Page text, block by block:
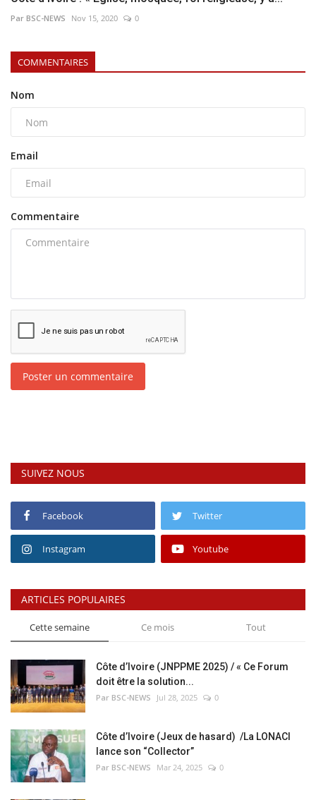
Par BSC-NEWS Nov 15, 2020 0
COMMENTAIRES
Nom
Email
Commentaire
Poster un commentaire
SUIVEZ NOUS
Facebook Twitter
Instagram Youtube
ARTICLES POPULAIRES
Cette semaine Ce mois Tout
Côte d’Ivoire (JNPPME 2025) / « Ce Forum
doit être la solution...
Par BSC-NEWS Jul 28, 2025 0
Côte d’Ivoire (Jeux de hasard) /La LONACI
lance son “Collector”
Par BSC-NEWS Mar 24, 2025 0